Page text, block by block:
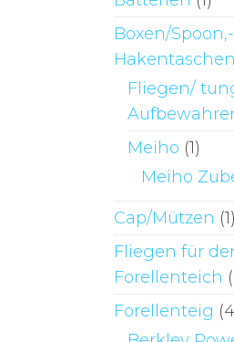
Boxen/Spoon,-
Hakentaschen
Fliegen/
Meiho (1)
Meiho
Cap/Mützen (1)
Fliegen für
Forellenteich
Forellenteig